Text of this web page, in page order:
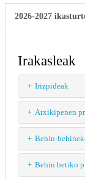
2026-2027
Irakasleak
Irizpideak
Atxikipenen
Behin-
Behin betiko